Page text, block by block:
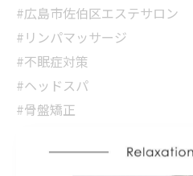
#広島市佐伯区エステサロン
#リンパマッサージ
#不眠症対策
#ヘッドスパ
#骨盤矯正
#リフレッシュ